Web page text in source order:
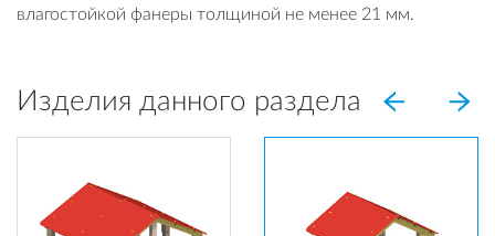
влагостойкой фанеры толщиной не менее 21 мм.
Изделия данного раздела